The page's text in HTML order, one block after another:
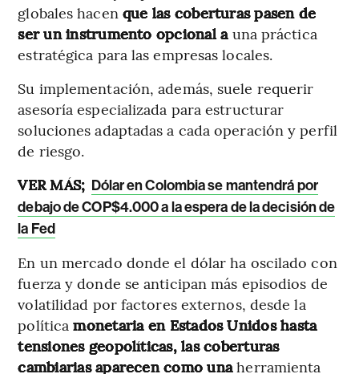
globales hacen que las coberturas pasen de
ser un instrumento opcional a una práctica
estratégica para las empresas locales.
Su implementación, además, suele requerir
asesoría especializada para estructurar
soluciones adaptadas a cada operación y perfil
de riesgo.
VER MÁS; Dólar en Colombia se mantendrá por
debajo de COP$4.000 a la espera de la decisión de
la Fed
En un mercado donde el dólar ha oscilado con
fuerza y donde se anticipan más episodios de
volatilidad por factores externos, desde la
política monetaria en Estados Unidos hasta
tensiones geopolíticas, las coberturas
cambiarias aparecen como unaherramienta